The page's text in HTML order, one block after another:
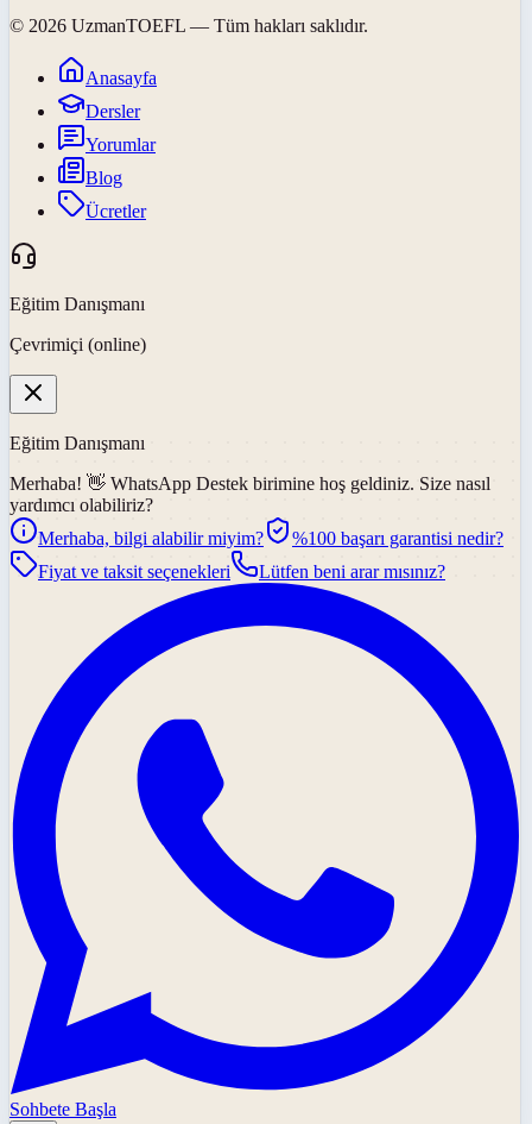
© 2026 UzmanTOEFL — Tüm hakları saklıdır.
Anasayfa
Dersler
Yorumlar
Blog
Ücretler
Eğitim Danışmanı
Çevrimiçi (online)
Eğitim Danışmanı
Merhaba! 👋 WhatsApp Destek birimine hoş geldiniz. Size nasıl
yardımcı olabiliriz?
Merhaba, bilgi alabilir miyim?
%100 başarı garantisi nedir?
Fiyat ve taksit seçenekleri
Lütfen beni arar mısınız?
Sohbete Başla